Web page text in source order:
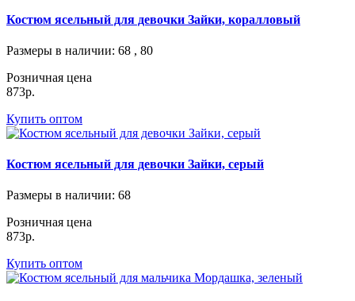
Костюм ясельный для девочки Зайки, коралловый
Размеры в наличии: 68 , 80
Розничная цена
873р.
Купить оптом
Костюм ясельный для девочки Зайки, серый
Размеры в наличии: 68
Розничная цена
873р.
Купить оптом